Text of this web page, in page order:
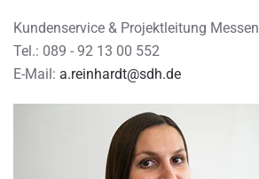
Kundenservice & Projektleitung Messen
Tel.: 089 - 92 13 00 552
E-Mail: a.reinhardt@sdh.de